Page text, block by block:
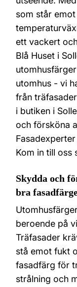
som står
ett vackert
Blå Huset i
utomhus - vi
från
i butiken i
och försköna
Kom in till oss
Skydda och
bra
beroende på
Träfasader
stå emot fukt
fasadfärg för
strålning och